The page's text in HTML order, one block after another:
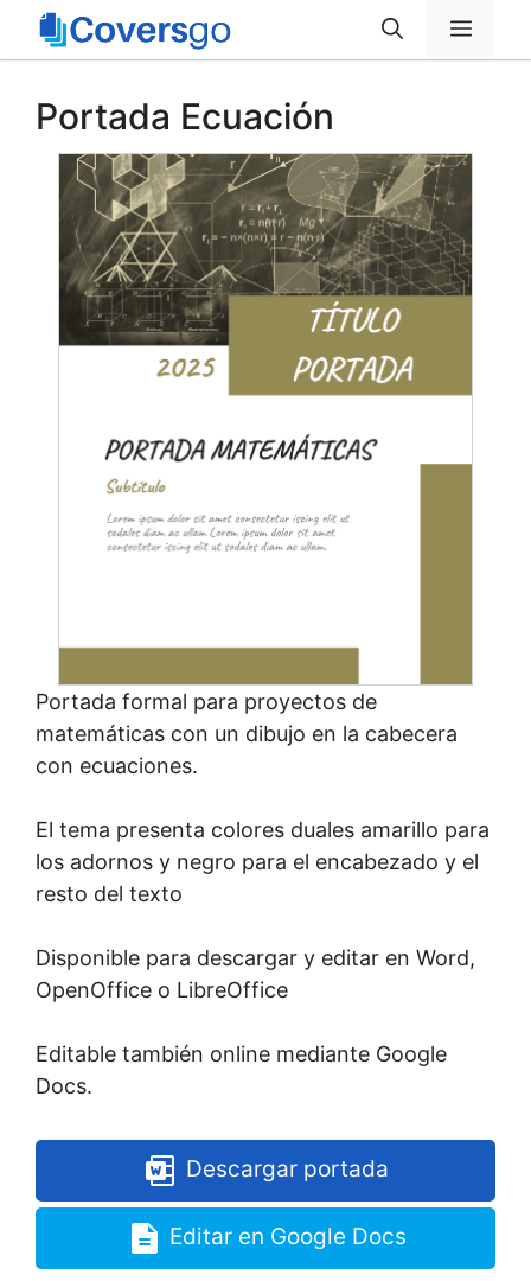
Saltar
Menú
Portada Ecuación
Portada formal para proyectos de
matemáticas con un dibujo en la cabecera
con ecuaciones.
El tema presenta colores duales amarillo para
los adornos y negro para el encabezado y el
resto del texto
Disponible para descargar y editar en Word,
OpenOffice o LibreOffice
Editable también online mediante Google
Docs.
Descargar portada
Editar en Google Docs